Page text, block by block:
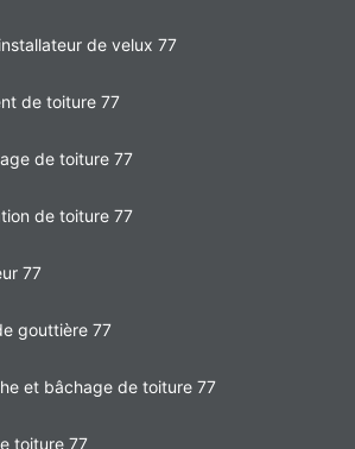
de velux 77
de toiture 77
de toiture 77
de toiture 77
77
gouttière 77
et bâchage de toiture 77
toiture 77